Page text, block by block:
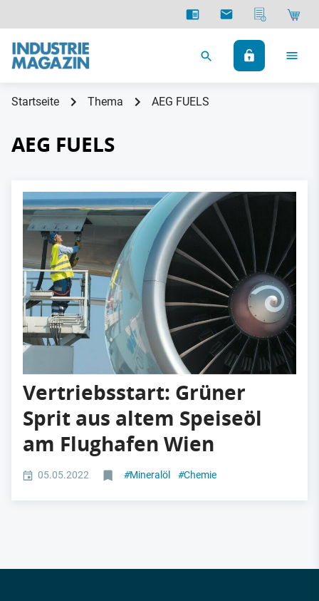
Startseite Thema AEG FUELS
AEG FUELS
Vertriebsstart: Grüner
Sprit aus altem Speiseöl
am Flughafen Wien
05.05.2022 #Mineralöl #Chemie